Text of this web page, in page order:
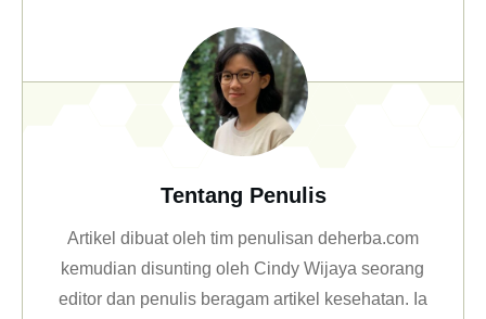
Tentang Penulis
Artikel dibuat oleh tim penulisan deherba.com
kemudian disunting oleh Cindy Wijaya seorang
editor dan penulis beragam artikel kesehatan. Ia